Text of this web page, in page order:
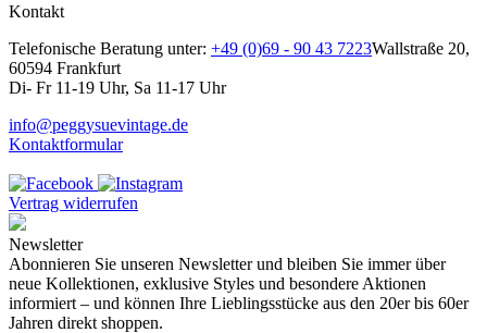
Kontakt
Telefonische Beratung unter: +49 (0)69 - 90 43 7223Wallstraße 20,
60594 Frankfurt
Di- Fr 11-19 Uhr, Sa 11-17 Uhr
info@peggysuevintage.de
Kontaktformular
Vertrag widerrufen
Newsletter
Abonnieren Sie unseren Newsletter und bleiben Sie immer über
neue Kollektionen, exklusive Styles und besondere Aktionen
informiert – und können Ihre Lieblingsstücke aus den 20er bis 60er
Jahren direkt shoppen.